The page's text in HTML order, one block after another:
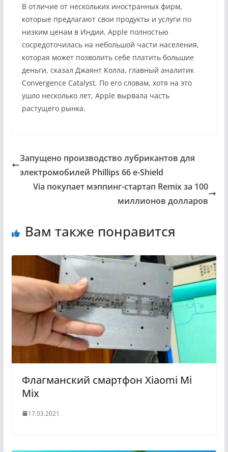
В отличие от нескольких иностранных фирм,
которые предлагают свои продукты и услуги по
низким ценам в Индии, Apple полностью
сосредоточилась на небольшой части населения,
которая может позволить себе платить большие
деньги, сказал Джаянт Колла, главный аналитик
Convergence Catalyst. По его словам, хотя на это
ушло несколько лет, Apple вырвала часть
растущего рынка.
Запущено производство лубрикантов для
электромобилей Phillips 66 e-Shield
Via покупает мэппинг-стартап Remix за 100
миллионов долларов
Вам также понравится
Флагманский смартфон Xiaomi Mi
Mix
17.03.2021